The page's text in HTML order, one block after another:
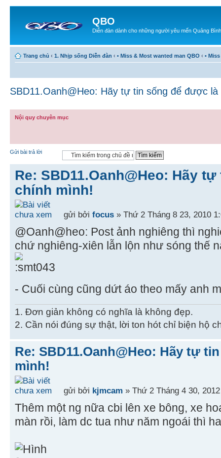
QBO
Diễn đàn dành cho những người yêu mến Quảng Bình
Trang chủ ‹ 1. Nhịp sống Diễn đàn ‹ • Miss & Most wanted man QBO ‹ •
SBD11.Oanh@Heo: Hãy tự tin sống để được
Nội quy chuyên mục
Gửi bài trả lời
Re: SBD11.Oanh@Heo: Hãy
chính mình!
gửi bởi focus » Thứ 2 Tháng 8 23, 2010
@Oanh@heo: Post ảnh nghiêng thì
chứ nghiêng-xiên lẫn lộn như sóng thế
- Cuối cùng cũng dứt áo theo mấy anh
1. Đơn giản không có nghĩa là không đẹp.
2. Cần nói đúng sự thật, lời ton hót chỉ biện hộ
Re: SBD11.Oanh@Heo: Hãy tự
mình!
gửi bởi kjmcam » Thứ 2 Tháng 4 30,
Thêm một ng nữa cbi lên xe bông, xe
màn rồi, làm dc tua như năm ngoái thì